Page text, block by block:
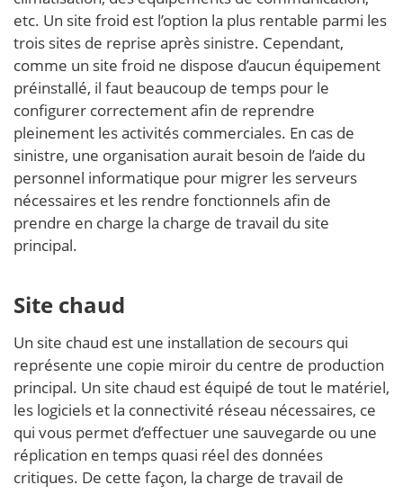
etc. Un site froid est l’option la plus rentable parmi les
trois sites de reprise après sinistre. Cependant,
comme un site froid ne dispose d’aucun équipement
préinstallé, il faut beaucoup de temps pour le
configurer correctement afin de reprendre
pleinement les activités commerciales. En cas de
sinistre, une organisation aurait besoin de l’aide du
personnel informatique pour migrer les serveurs
nécessaires et les rendre fonctionnels afin de
prendre en charge la charge de travail du site
principal.
Site chaud
Un site chaud est une installation de secours qui
représente une copie miroir du centre de production
principal. Un site chaud est équipé de tout le matériel,
les logiciels et la connectivité réseau nécessaires, ce
qui vous permet d’effectuer une sauvegarde ou une
réplication en temps quasi réel des données
critiques. De cette façon, la charge de travail de